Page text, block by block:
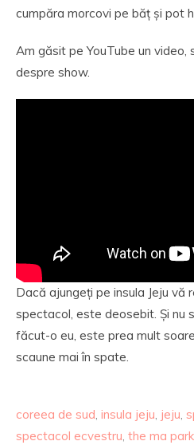
cumpăra morcovi pe băț și pot
Am găsit pe YouTube un
despre show.
Dacă ajungeți pe insula Jeju vă
spectacol, este deosebit. Și nu
făcut-o eu, este prea mult
scaune mai în spate.
coreea de sud, insula jeju, jeju,
spectacol ecvestru, the ma park